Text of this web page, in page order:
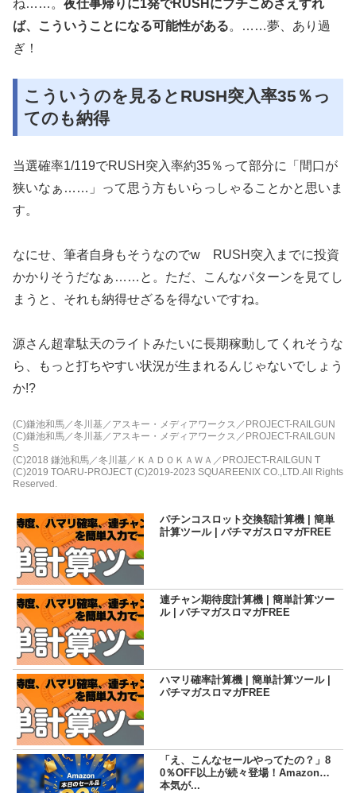
ね……。 夜仕事帰りに1発でRUSHにブチこめさえすれ
ば、こういうことになる可能性がある。……夢、あり過
ぎ！
こういうのを見るとRUSH突入率35％っ
てのも納得
当選確率1/119でRUSH突入率約35％って部分に「間口が
狭いなぁ……」って思う方もいらっしゃることかと思いま
す。
なにせ、筆者自身もそうなのでw RUSH突入までに投資
かかりそうだなぁ……と。ただ、こんなパターンを見てし
まうと、それも納得せざるを得ないですね。
源さん超韋駄天のライトみたいに長期稼動してくれそうな
ら、もっと打ちやすい状況が生まれるんじゃないでしょう
か!?
(C)鎌池和馬／冬川基／アスキー・メディアワークス／PROJECT-RAILGUN
(C)鎌池和馬／冬川基／アスキー・メディアワークス／PROJECT-RAILGUN
S
(C)2018 鎌池和馬／冬川基／ＫＡＤＯＫＡＷＡ／PROJECT-RAILGUN T
(C)2019 TOARU-PROJECT (C)2019-2023 SQUAREENIX CO.,LTD.All Rights
Reserved.
パチンコスロット交換額計算機 | 簡単
計算ツール | パチマガスロマガFREE
連チャン期待度計算機 | 簡単計算ツー
ル | パチマガスロマガFREE
ハマリ確率計算機 | 簡単計算ツール |
パチマガスロマガFREE
「え、こんなセールやってたの？」8
0％OFF以上が続々登場！Amazonの
本気が...